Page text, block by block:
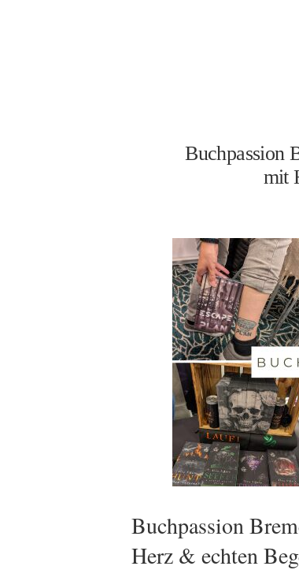
Buchpassion
mit
Buchpassion
Herz & echten